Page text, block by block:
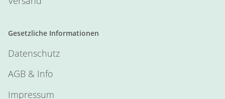
Gesetzliche Informationen
Datenschutz
AGB & Info
Impressum